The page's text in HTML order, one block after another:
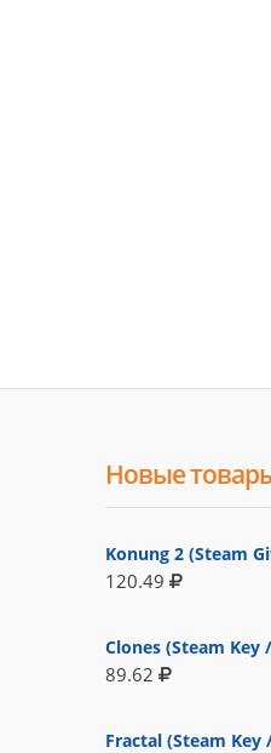
Новые
Konung 2 (Steam
120.49
Clones (Steam Key
89.62
Fractal (Steam Key